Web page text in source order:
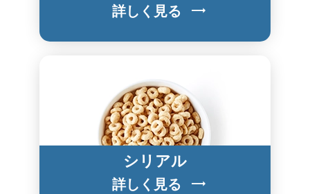
詳しく見る
シリアル
詳しく見る